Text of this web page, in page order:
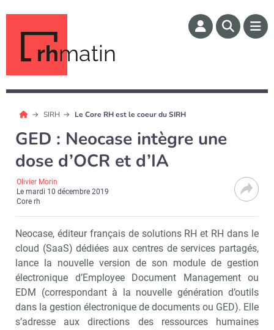
rhmatin
SIRH Le Core RH est le coeur du SIRH
GED : Neocase intègre une
dose d’OCR et d’IA
Olivier Morin
Lemardi 10 décembre 2019
Core rh
Neocase, éditeur français de solutions RH et RH dans le
cloud (SaaS) dédiées aux centres de services partagés,
lance la nouvelle version de son module de gestion
électronique d’Employee Document Management ou
EDM (correspondant à la nouvelle génération d’outils
dans la gestion électronique de documents ou GED). Elle
s’adresse aux directions des ressources humaines